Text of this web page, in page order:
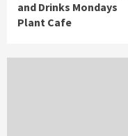
and Drinks Mondays
Plant Cafe